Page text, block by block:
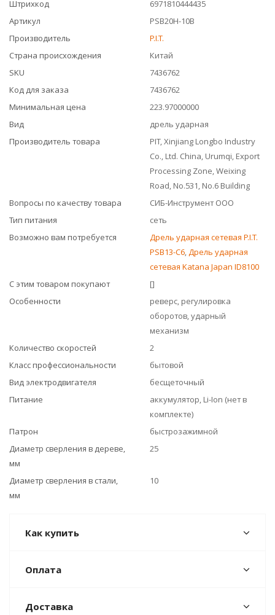
Штрихкод
6971810444435
Артикул
PSB20H-10B
Производитель
P.I.T.
Страна происхождения
Китай
SKU
7436762
Код для заказа
7436762
Минимальная цена
223.97000000
Вид
дрель ударная
Производитель товара
PIT, Xinjiang Longbo Industry
Co., Ltd. China, Urumqi, Export
Processing Zone, Weixing
Road, No.531, No.6 Building
Вопросы по качеству товара
СИБ-Инструмент ООО
Тип питания
сеть
Возможно вам потребуется
Дрель ударная сетевая P.I.T.
PSB13-C6,Дрель ударная
сетевая Katana Japan ID8100
С этим товаром покупают
[]
Особенности
реверс, регулировка
оборотов, ударный
механизм
Количество скоростей
2
Класс профессиональности
бытовой
Вид электродвигателя
бесщеточный
Питание
аккумулятор, Li-Ion (нет в
комплекте)
Патрон
быстрозажимной
Диаметр сверления в дереве,
мм
25
Диаметр сверления в стали,
мм
10
Как купить
Оплата
Доставка